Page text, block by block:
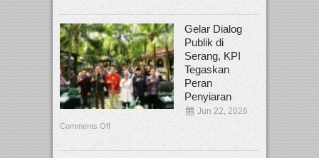
Gelar Dialog
Publik di
Serang, KPI
Tegaskan
Peran
Penyiaran
Jun 22, 2026
Comments Off